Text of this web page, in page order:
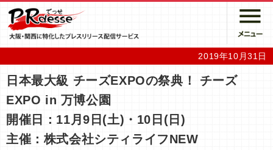
2019年10月31日
日本最大級 チーズEXPOの祭典！ チーズ
EXPO in 万博公園
開催日：11月9日(土)・10日(日)
主催：株式会社シティライフNEW